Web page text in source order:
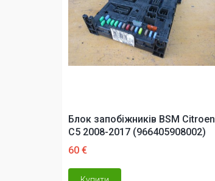
Блок запобіжників BSM Citroen
C5 2008-2017 (966405908002)
60 €